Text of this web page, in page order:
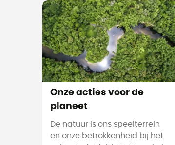
Onze acties voor de
planeet
De natuur is ons speelterrein
en onze betrokkenheid bij het